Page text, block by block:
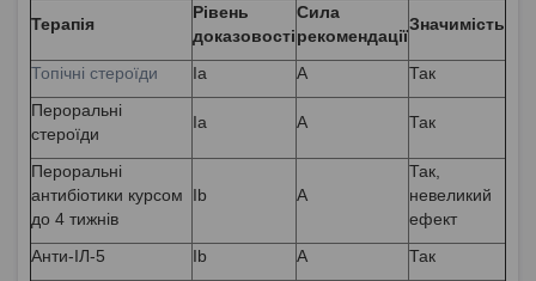
Терапія
Рівень
доказовості
Сила
рекомендації
Значимість
Топічні стероїди Ia A
Так
Пероральні
стероїди
Ia A Так
Пероральні
антибіотики курсом
до 4 тижнів
Ib A
Так,
невеликий
ефект
Анти-ІЛ-5
Ib А Так